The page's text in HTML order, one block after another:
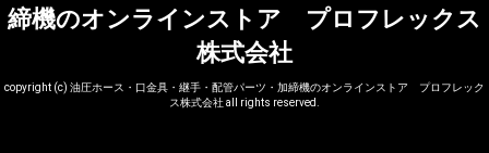
締機のオンラインストア プロフレックス
株式会社
copyright (c) 油圧ホース・口金具・継手・配管パーツ・加締機のオンラインストア プロフレック
ス株式会社 all rights reserved.